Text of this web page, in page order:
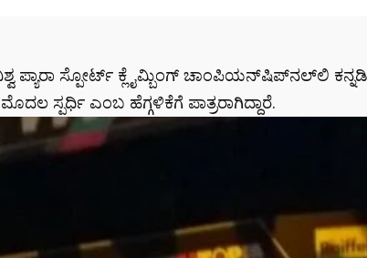
ಪ್ಯಾರಾ ಸ್ಪೋರ್ಟ್ ಕ್ಲೈಮ್ಬಿಂಗ್ ಚಾಂಪಿಯನ್‌ಷಿಪ್‌ನಲ್ಲಿ
ಸ್ಪರ್ಧಿ ಎಂಬ ಹೆಗ್ಗಳಿಕೆಗೆ ಪಾತ್ರರಾಗಿದ್ದಾರೆ.